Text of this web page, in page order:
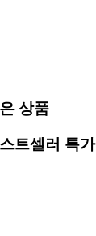
상품
트셀러 특가